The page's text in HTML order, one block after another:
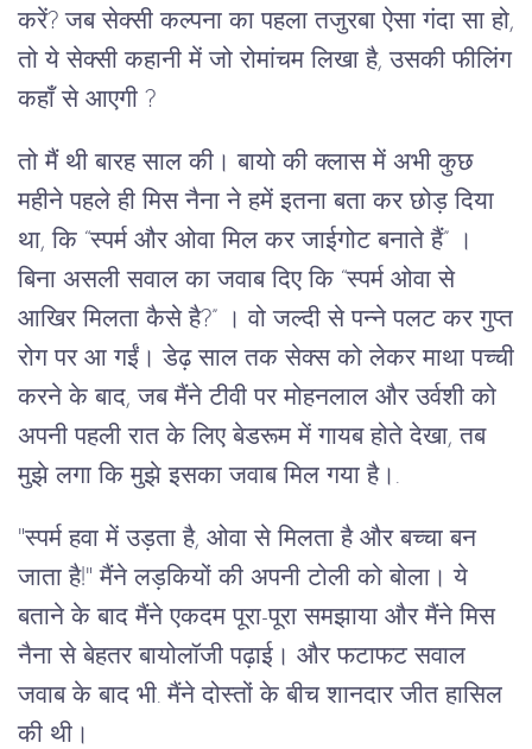
करें? जब सेक्सी कल्पना का पहला तजुरबा ऐसा गंदा सा हो,
तो ये सेक्सी कहानी में जो रोमांचम लिखा है, उसकी फीलिंग
कहाँ से आएगी ?
तो मैं थी बारह साल की। बायो की क्लास में अभी कुछ
महीने पहले ही मिस नैना ने हमें इतना बता कर छोड़ दिया
था, कि “स्पर्म और ओवा मिल कर जाईगोट बनाते हैं” ।
बिना असली सवाल का जवाब दिए कि “स्पर्म ओवा से
आखिर मिलता कैसे है?” । वो जल्दी से पन्ने पलट कर गुप्त
रोग पर आ गईं। डेढ़ साल तक सेक्स को लेकर माथा पच्ची
करने के बाद, जब मैंने टीवी पर मोहनलाल और उर्वशी को
अपनी पहली रात के लिए बेडरूम में गायब होते देखा, तब
मुझे लगा कि मुझे इसका जवाब मिल गया है।.
"स्पर्म हवा में उड़ता है, ओवा से मिलता है और बच्चा बन
जाता है!" मैंने लड़कियों की अपनी टोली को बोला। ये
बताने के बाद मैंने एकदम पूरा-पूरा समझाया और मैंने मिस
नैना से बेहतर बायोलॉजी पढ़ाई। और फटाफट सवाल
जवाब के बाद भी. मैंने दोस्तों के बीच शानदार जीत हासिल
की थी।